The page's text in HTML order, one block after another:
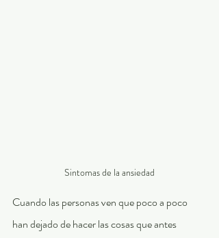
Sintomas de la ansiedad
Cuando las personas ven que poco a poco
han dejado de hacer las cosas que antes